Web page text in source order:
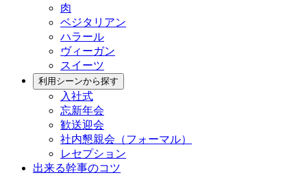
肉
ベジタリアン
ハラール
ヴィーガン
スイーツ
利用シーンから探す
入社式
忘新年会
歓送迎会
社内懇親会（フォーマル）
レセプション
出来る幹事のコツ